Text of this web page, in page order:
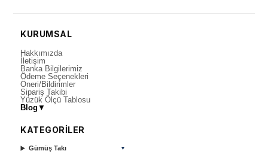
KURUMSAL
Hakkımızda
İletişim
Banka Bilgilerimiz
Ödeme Seçenekleri
Öneri/Bildirimler
Sipariş Takibi
Yüzük Ölçü Tablosu
Blog ▼
KATEGORİLER
Gümüş Takı ▼